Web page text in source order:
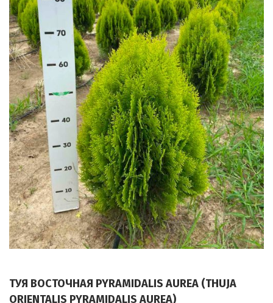
ТУЯ ВОСТОЧНАЯ PYRAMIDALIS AUREA (THUJA
ORIENTALIS PYRAMIDALIS AUREA)